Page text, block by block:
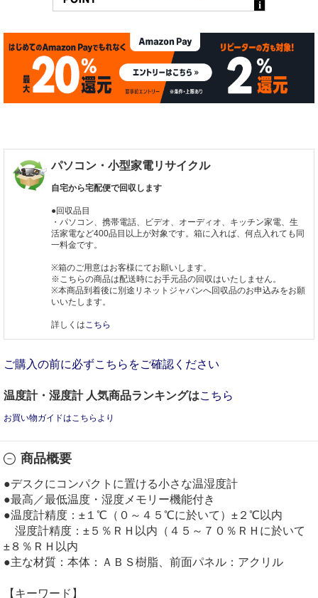
パソコン・小型家電リサイクル
自宅から宅配便で回収します
●回収品目
・パソコン、携帯電話、ビデオ、オーディオ、キッチン家電、生
活家電など400品目以上が対象です。箱に入れば、何点入れても同
一料金です。
※箱のご用意はお客様にてお願いします。
※こちらの商品は配送時にお手元品の回収はいたしません。
※本商品到着後に別途リネットジャパンへ回収品のお申込みをお願
いいたします。
詳しくは こちら
ご購入の前に必ずこちらをご確認ください
温度計・湿度計 人気商品ランキングはこちら
お買い物ガイドはこちらより
商品概要
●デスクにコンパクトに置ける小さな温湿度計
●最高／最低温度・湿度メモリー機能付き
●温度計精度：±１℃（０～４５℃に於いて）±２℃以内
湿度計精度：±５％ＲＨ以内（４５～７０％ＲＨに於いて
±８％ＲＨ以内
●主な材質：本体：ＡＢＳ樹脂、前面パネル：アクリル
【キーワード】